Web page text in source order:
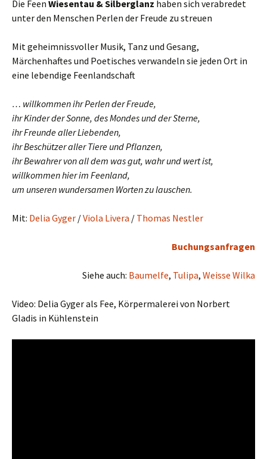
Die Feen Wiesentau & Silberglanz haben sich verabredet
unter den Menschen Perlen der Freude zu streuen
Mit geheimnissvoller Musik, Tanz und Gesang,
Märchenhaftes und Poetisches verwandeln sie jeden Ort in
eine lebendige Feenlandschaft
… willkommen ihr Perlen der Freude,
ihr Kinder der Sonne, des Mondes und der Sterne,
ihr Freunde aller Liebenden,
ihr Beschützer aller Tiere und Pflanzen,
ihr Bewahrer von all dem was gut, wahr und wert ist,
willkommen hier im Feenland,
um unseren wundersamen Worten zu lauschen.
Mit: Delia Gyger /Viola Livera / Thomas Nestler
Buchungsanfragen
Siehe auch: Baumelfe, Tulipa, Weisse Wilka
Video: Delia Gyger als Fee, Körpermalerei von Norbert
Gladis in Kühlenstein